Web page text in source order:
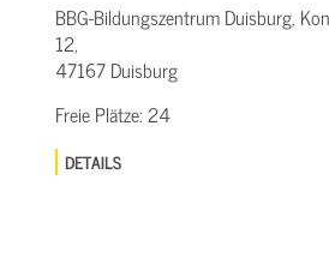
BBG-Bildungszentrum Duisburg,
12,
47167 Duisburg
Freie Plätze:24
DETAILS